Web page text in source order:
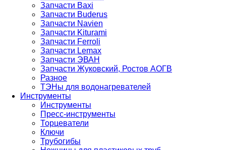
Запчасти Baxi
Запчасти Buderus
Запчасти Navien
Запчасти Kiturami
Запчасти Ferroli
Запчасти Lemax
Запчасти ЭВАН
Запчасти Жуковский, Ростов АОГВ
Разное
ТЭНы для водонагревателей
Инструменты
Инструменты
Пресс-инструменты
Торцеватели
Ключи
Трубогибы